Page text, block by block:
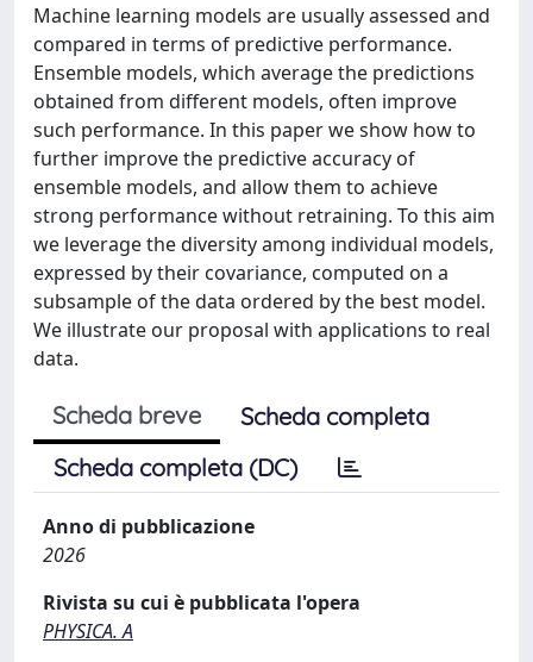
Machine learning models are usually assessed and
compared in terms of predictive performance.
Ensemble models, which average the predictions
obtained from different models, often improve
such performance. In this paper we show how to
further improve the predictive accuracy of
ensemble models, and allow them to achieve
strong performance without retraining. To this aim
we leverage the diversity among individual models,
expressed by their covariance, computed on a
subsample of the data ordered by the best model.
We illustrate our proposal with applications to real
data.
Scheda breve
Scheda completa
Scheda completa (DC)
Anno di pubblicazione
2026
Rivista su cui è pubblicata l'opera
PHYSICA. A